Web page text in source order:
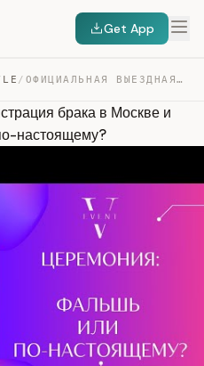
Get App
/ ОФИЦИАЛЬНАЯ ВЫЕЗДНАЯ РЕГИСТРАЦИЯ БРАКА В МОСКВЕ И ПОДМО… — TRANSCRIPT
брака в Москве и
настоящему?